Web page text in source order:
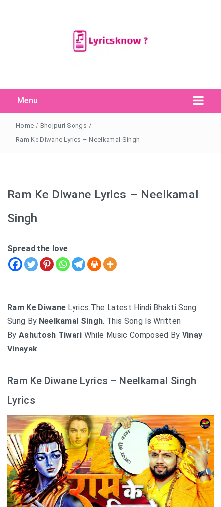
Menu
Search
for:
Search Button
Home / Bhojpuri Songs /
Ram Ke Diwane Lyrics – Neelkamal Singh
Ram Ke Diwane Lyrics – Neelkamal
Singh
Spread the love
Ram Ke Diwane Lyrics.The Latest Hindi Bhakti Song
Sung By Neelkamal Singh. This Song Is Written
By Ashutosh Tiwari While Music Composed By Vinay
Vinayak.
Ram Ke Diwane Lyrics – Neelkamal Singh
Lyrics